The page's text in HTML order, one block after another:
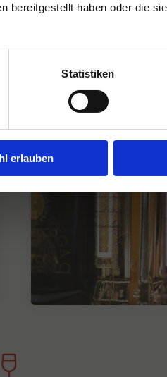
bereitgestellt haben oder die
Statistiken
erlauben